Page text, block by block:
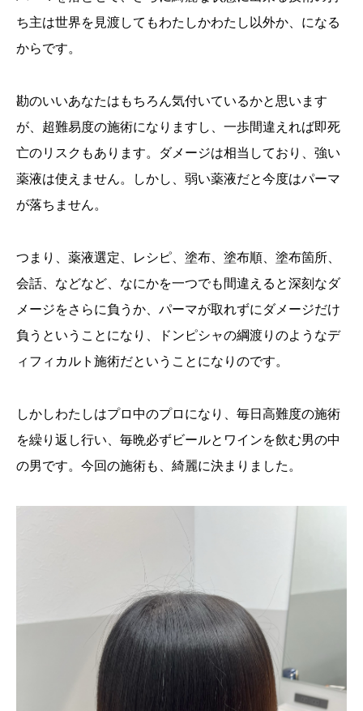
ち主は世界を見渡してもわたしかわたし以外か、になる
からです。
勘のいいあなたはもちろん気付いているかと思います
が、超難易度の施術になりますし、一歩間違えれば即死
亡のリスクもあります。ダメージは相当しており、強い
薬液は使えません。しかし、弱い薬液だと今度はパーマ
が落ちません。
つまり、薬液選定、レシピ、塗布、塗布順、塗布箇所、
会話、などなど、なにかを一つでも間違えると深刻なダ
メージをさらに負うか、パーマが取れずにダメージだけ
負うということになり、ドンピシャの綱渡りのようなデ
ィフィカルト施術だということになりのです。
しかしわたしはプロ中のプロになり、毎日高難度の施術
を繰り返し行い、毎晩必ずビールとワインを飲む男の中
の男です。今回の施術も、綺麗に決まりました。